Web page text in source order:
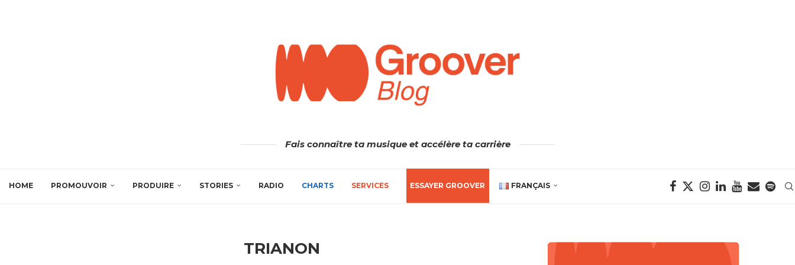
Fais connaître ta musique et accélère ta carrière
HOME PROMOUVOIR PRODUIRE STORIES RADIO CHARTS SERVICES ESSAYER GROOVER FRANÇAIS
TRIANON